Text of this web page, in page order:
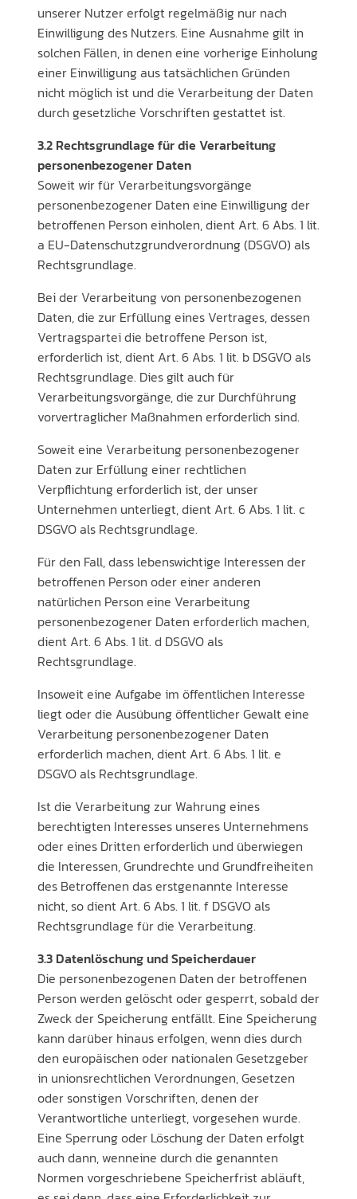
unserer Nutzer erfolgt regelmäßig nur nach
Einwilligung des Nutzers. Eine Ausnahme gilt in
solchen Fällen, in denen eine vorherige Einholung
einer Einwilligung aus tatsächlichen Gründen
nicht möglich ist und die Verarbeitung der Daten
durch gesetzliche Vorschriften gestattet ist.
3.2 Rechtsgrundlage für die Verarbeitung
personenbezogener Daten
Soweit wir für Verarbeitungsvorgänge
personenbezogener Daten eine Einwilligung der
betroffenen Person einholen, dient Art. 6 Abs. 1 lit.
a EU-Datenschutzgrundverordnung (DSGVO) als
Rechtsgrundlage.
Bei der Verarbeitung von personenbezogenen
Daten, die zur Erfüllung eines Vertrages, dessen
Vertragspartei die betroffene Person ist,
erforderlich ist, dient Art. 6 Abs. 1 lit. b DSGVO als
Rechtsgrundlage. Dies gilt auch für
Verarbeitungsvorgänge, die zur Durchführung
vorvertraglicher Maßnahmen erforderlich sind.
Soweit eine Verarbeitung personenbezogener
Daten zur Erfüllung einer rechtlichen
Verpflichtung erforderlich ist, der unser
Unternehmen unterliegt, dient Art. 6 Abs. 1 lit. c
DSGVO als Rechtsgrundlage.
Für den Fall, dass lebenswichtige Interessen der
betroffenen Person oder einer anderen
natürlichen Person eine Verarbeitung
personenbezogener Daten erforderlich machen,
dient Art. 6 Abs. 1 lit. d DSGVO als
Rechtsgrundlage.
Insoweit eine Aufgabe im öffentlichen Interesse
liegt oder die Ausübung öffentlicher Gewalt eine
Verarbeitung personenbezogener Daten
erforderlich machen, dient Art. 6 Abs. 1 lit. e
DSGVO als Rechtsgrundlage.
Ist die Verarbeitung zur Wahrung eines
berechtigten Interesses unseres Unternehmens
oder eines Dritten erforderlich und überwiegen
die Interessen, Grundrechte und Grundfreiheiten
des Betroffenen das erstgenannte Interesse
nicht, so dient Art. 6 Abs. 1 lit. f DSGVO als
Rechtsgrundlage für die Verarbeitung.
3.3 Datenlöschung und Speicherdauer
Die personenbezogenen Daten der betroffenen
Person werden gelöscht oder gesperrt, sobald der
Zweck der Speicherung entfällt. Eine Speicherung
kann darüber hinaus erfolgen, wenn dies durch
den europäischen oder nationalen Gesetzgeber
in unionsrechtlichen Verordnungen, Gesetzen
oder sonstigen Vorschriften, denen der
Verantwortliche unterliegt, vorgesehen wurde.
Eine Sperrung oder Löschung der Daten erfolgt
auch dann, wenneine durch die genannten
Normen vorgeschriebene Speicherfrist abläuft,